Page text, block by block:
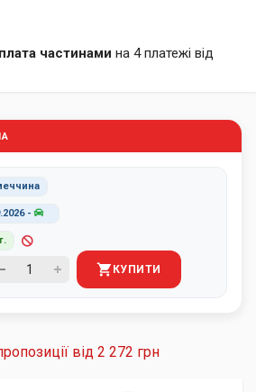
частинами на 4 платежі від
-
КУПИТИ
Ще 10 пропозиції від 2 272 грн